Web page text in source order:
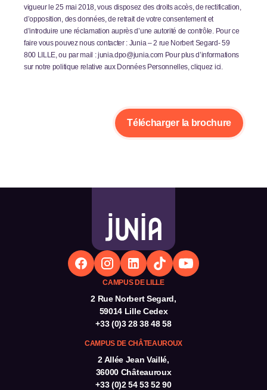
vigueur le 25 mai 2018, vous disposez des droits accès, de rectification,
d’opposition, des données, de retrait de votre consentement et
d’introduire une réclamation auprès d’une autorité de contrôle. Pour ce
faire vous pouvez nous contacter : Junia – 2 rue Norbert Segard- 59
800 LILLE, ou par mail : junia.dpo@junia.com Pour plus d’informations
sur notre politique relative aux Données Personnelles, cliquez ici.
CAMPUS DE LILLE
2 Rue Norbert Segard,
59014 Lille Cedex
+33 (0)3 28 38 48 58
CAMPUS DE CHÂTEAUROUX
2 Allée Jean Vaillé,
36000 Châteauroux
+33 (0)2 54 53 52 90